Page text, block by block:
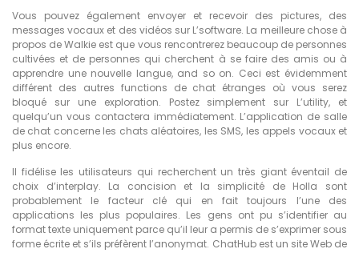
Vous pouvez également envoyer et recevoir des pictures, des
messages vocaux et des vidéos sur L’software. La meilleure chose à
propos de Walkie est que vous rencontrerez beaucoup de personnes
cultivées et de personnes qui cherchent à se faire des amis ou à
apprendre une nouvelle langue, and so on. Ceci est évidemment
différent des autres functions de chat étranges où vous serez
bloqué sur une exploration. Postez simplement sur L’utility, et
quelqu’un vous contactera immédiatement. L’application de salle
de chat concerne les chats aléatoires, les SMS, les appels vocaux et
plus encore.
Il fidélise les utilisateurs qui recherchent un très giant éventail de
choix d’interplay. La concision et la simplicité de Holla sont
probablement le facteur clé qui en fait toujours l’une des
applications les plus populaires. Les gens ont pu s’identifier au
format texte uniquement parce qu’il leur a permis de s’exprimer sous
forme écrite et s’ils préfèrent l’anonymat. ChatHub est un site Web de